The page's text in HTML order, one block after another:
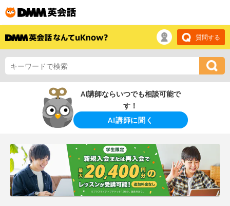
質問する
AI講師ならいつでも相談可能で
す！
AI講師に聞く